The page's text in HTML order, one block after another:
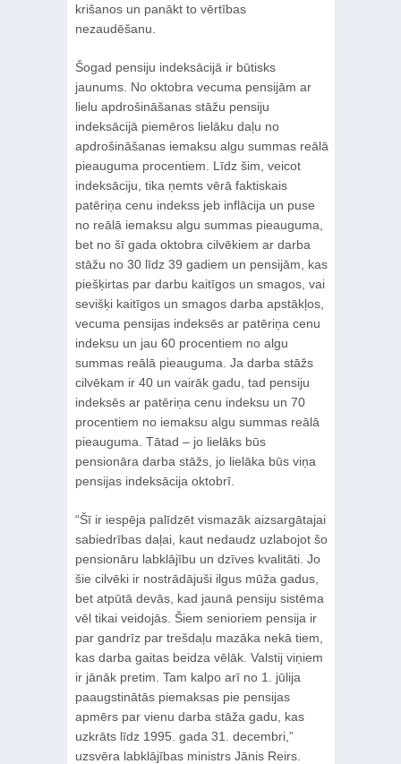
krišanos un panākt to vērtības
nezaudēšanu.
Šogad pensiju indeksācijā ir būtisks
jaunums. No oktobra vecuma pensijām ar
lielu apdrošināšanas stāžu pensiju
indeksācijā piemēros lielāku daļu no
apdrošināšanas iemaksu algu summas reālā
pieauguma procentiem. Līdz šim, veicot
indeksāciju, tika ņemts vērā faktiskais
patēriņa cenu indekss jeb inflācija un puse
no reālā iemaksu algu summas pieauguma,
bet no šī gada oktobra cilvēkiem ar darba
stāžu no 30 līdz 39 gadiem un pensijām, kas
piešķirtas par darbu kaitīgos un smagos, vai
sevišķi kaitīgos un smagos darba apstākļos,
vecuma pensijas indeksēs ar patēriņa cenu
indeksu un jau 60 procentiem no algu
summas reālā pieauguma. Ja darba stāžs
cilvēkam ir 40 un vairāk gadu, tad pensiju
indeksēs ar patēriņa cenu indeksu un 70
procentiem no iemaksu algu summas reālā
pieauguma. Tātad – jo lielāks būs
pensionāra darba stāžs, jo lielāka būs viņa
pensijas indeksācija oktobrī.
“Šī ir iespēja palīdzēt vismazāk aizsargātajai
sabiedrības daļai, kaut nedaudz uzlabojot šo
pensionāru labklājību un dzīves kvalitāti. Jo
šie cilvēki ir nostrādājuši ilgus mūža gadus,
bet atpūtā devās, kad jaunā pensiju sistēma
vēl tikai veidojās. Šiem senioriem pensija ir
par gandrīz par trešdaļu mazāka nekā tiem,
kas darba gaitas beidza vēlāk. Valstij viņiem
ir jānāk pretim. Tam kalpo arī no 1. jūlija
paaugstinātās piemaksas pie pensijas
apmērs par vienu darba stāža gadu, kas
uzkrāts līdz 1995. gada 31. decembri,”
uzsvēra labklājības ministrs Jānis Reirs.